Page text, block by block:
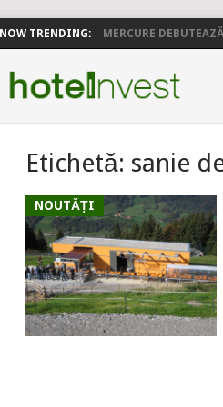
NOW TRENDING: MERCURE
Etichetă: sanie
NOUTĂȚI